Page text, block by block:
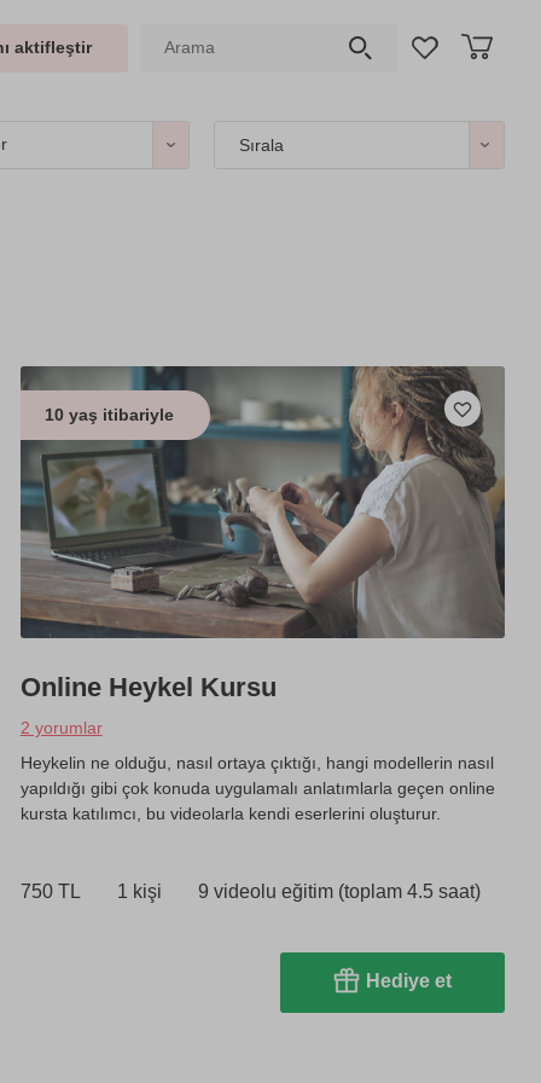
aktifleştir
Sırala
10 yaş itibariyle
Online Heykel Kursu
2 yorumlar
Heykelin ne olduğu, nasıl ortaya çıktığı, hangi modellerin nasıl
yapıldığı gibi çok konuda uygulamalı anlatımlarla geçen online
kursta katılımcı, bu videolarla kendi eserlerini oluşturur.
750 TL 1 kişi 9 videolu eğitim (toplam 4.5 saat)
Hediye et